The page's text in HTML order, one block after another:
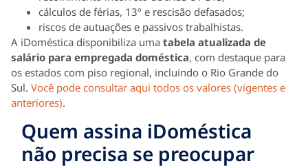
cálculos de férias, 13º e rescisão defasados;
riscos de autuações e passivos trabalhistas.
A iDoméstica disponibiliza uma tabela atualizada de
salário para empregada doméstica, com destaque para
os estados com piso regional, incluindo o Rio Grande do
Sul. Você pode consultar aqui todos os valores (vigentes e
anteriores).
Quem assina iDoméstica
não precisa se preocupar